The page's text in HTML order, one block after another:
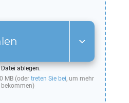
ablegen.
MB (oder treten Sie bei, um mehr
bekommen)